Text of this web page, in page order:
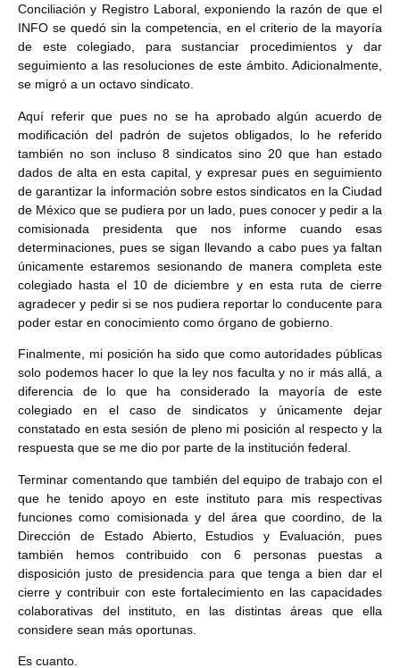
Conciliación y Registro Laboral, exponiendo la razón de que el
INFO se quedó sin la competencia, en el criterio de la mayoría
de este colegiado, para sustanciar procedimientos y dar
seguimiento a las resoluciones de este ámbito. Adicionalmente,
se migró a un octavo sindicato.
Aquí referir que pues no se ha aprobado algún acuerdo de
modificación del padrón de sujetos obligados, lo he referido
también no son incluso 8 sindicatos sino 20 que han estado
dados de alta en esta capital, y expresar pues en seguimiento
de garantizar la información sobre estos sindicatos en la Ciudad
de México que se pudiera por un lado, pues conocer y pedir a la
comisionada presidenta que nos informe cuando esas
determinaciones, pues se sigan llevando a cabo pues ya faltan
únicamente estaremos sesionando de manera completa este
colegiado hasta el 10 de diciembre y en esta ruta de cierre
agradecer y pedir si se nos pudiera reportar lo conducente para
poder estar en conocimiento como órgano de gobierno.
Finalmente, mi posición ha sido que como autoridades públicas
solo podemos hacer lo que la ley nos faculta y no ir más allá, a
diferencia de lo que ha considerado la mayoría de este
colegiado en el caso de sindicatos y únicamente dejar
constatado en esta sesión de pleno mi posición al respecto y la
respuesta que se me dio por parte de la institución federal.
Terminar comentando que también del equipo de trabajo con el
que he tenido apoyo en este instituto para mis respectivas
funciones como comisionada y del área que coordino, de la
Dirección de Estado Abierto, Estudios y Evaluación, pues
también hemos contribuido con 6 personas puestas a
disposición justo de presidencia para que tenga a bien dar el
cierre y contribuir con este fortalecimiento en las capacidades
colaborativas del instituto, en las distintas áreas que ella
considere sean más oportunas.
Es cuanto.